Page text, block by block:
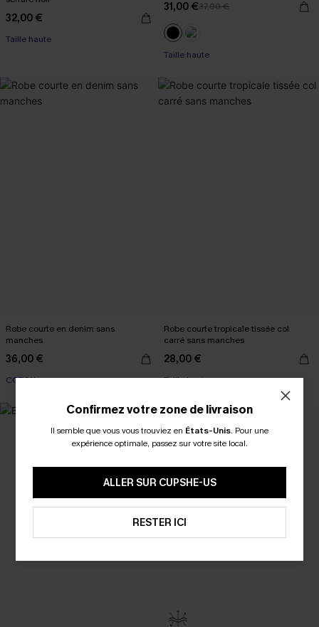
32,00 €
Taille haute
31,00 €37,00 €
Taille haute
Robe courte en denim sans
manches
36,00 €
COTON
Robe courte tropicale tissée col
carré sans manches
28,00 €
Taille haute
Confirmez votre zone de livraison
Il semble que vous vous trouviez en États-Unis. Pour une
expérience optimale, passez sur votre site local.
ALLER SUR CUPSHE-US
RESTER ICI